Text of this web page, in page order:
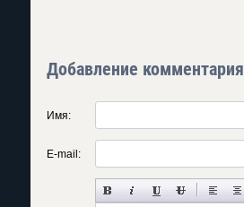
Добавление комментария
Имя:
E-mail: